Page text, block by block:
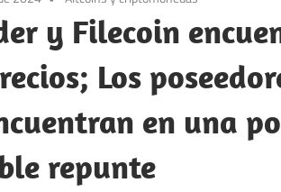
y Filecoin
Los
en una
repunte